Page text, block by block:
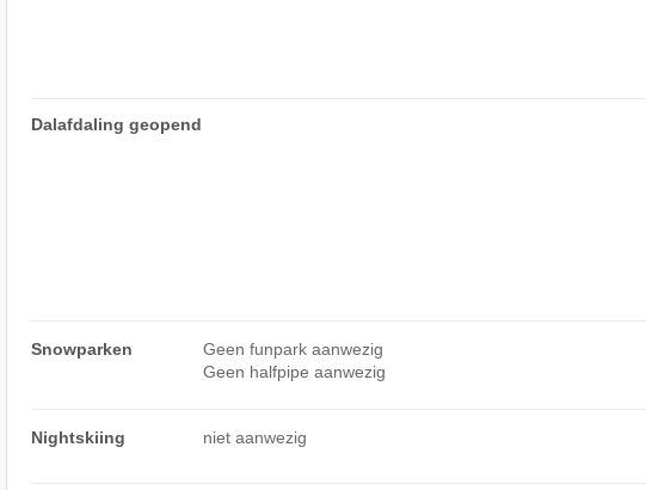
Dalafdaling geopend
Snowparken
Geen funpark aanwezig
Geen halfpipe aanwezig
Nightskiing niet aanwezig